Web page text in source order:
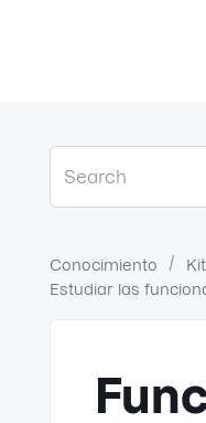
Conocimiento
Estudiar las